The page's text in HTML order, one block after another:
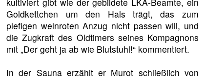
Goldkettchen um den Hals trägt, das zum
piefigen weinroten Anzug nicht passen will, und
die Zugkraft des Oldtimers seines Kompagnons
mit „Der geht ja ab wie Blutstuhl!“ kommentiert.
In der Sauna erzählt er Murot schließlich von